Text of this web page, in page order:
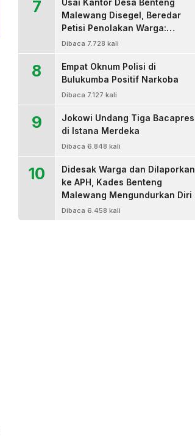
7
Usai Kantor Desa Benteng
Malewang Disegel, Beredar
Petisi Penolakan Warga:
Sekretaris Hingga BPD Turut
Dibaca 7.728 kali
8
Empat Oknum Polisi di
Bulukumba Positif Narkoba
Dibaca 7.127 kali
9
Jokowi Undang Tiga Bacapres
di Istana Merdeka
Dibaca 6.848 kali
10
Didesak Warga dan Dilaporkan
ke APH, Kades Benteng
Malewang Mengundurkan Diri
Dibaca 6.458 kali